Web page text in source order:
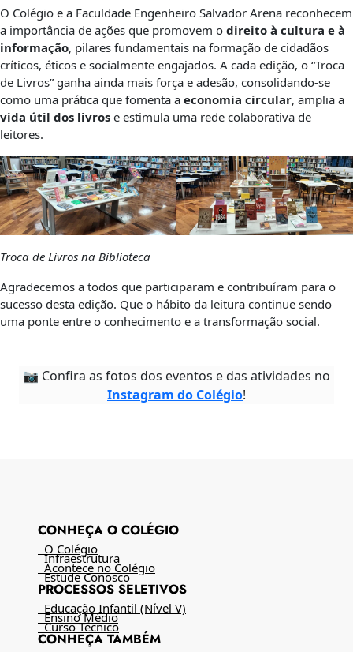
O Colégio e a Faculdade Engenheiro Salvador Arena reconhecem
a importância de ações que promovem o direito à cultura e à
informação, pilares fundamentais na formação de cidadãos
críticos, éticos e socialmente engajados. A cada edição, o “Troca
de Livros” ganha ainda mais força e adesão, consolidando-se
como uma prática que fomenta a economia circular, amplia a
vida útil dos livros e estimula uma rede colaborativa de
leitores.
Troca de Livros na Biblioteca
Agradecemos a todos que participaram e contribuíram para o
sucesso desta edição. Que o hábito da leitura continue sendo
uma ponte entre o conhecimento e a transformação social.
📷 Confira as fotos dos eventos e das atividades no
Instagram do Colégio!
CONHEÇA O COLÉGIO
O Colégio
Infraestrutura
Acontece no Colégio
Estude Conosco
PROCESSOS SELETIVOS
Educação Infantil (Nível V)
Ensino Médio
Curso Técnico
CONHEÇA TAMBÉM